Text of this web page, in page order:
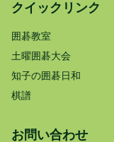
クイックリンク
囲碁教室
土曜囲碁大会
知子の囲碁日和
棋譜
お問い合わせ